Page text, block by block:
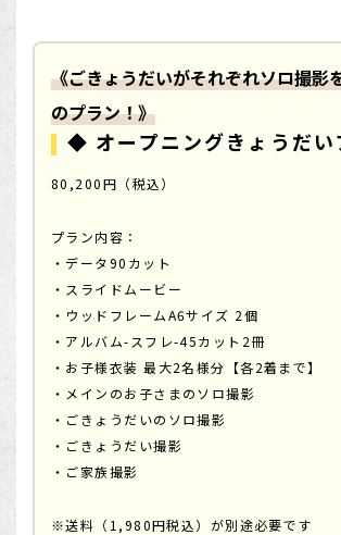
《ごきょうだいがそれぞれソロ撮影
のプラン！》
◆ オープニングきょうだい
80,200円（税込）
プラン内容：
・データ90カット
・スライドムービー
・ウッドフレームA6サイズ 2個
・アルバム-スフレ-45カット2冊
・お子様衣装 最大2名様分【各2着まで】
・メインのお子さまのソロ撮影
・ごきょうだいのソロ撮影
・ごきょうだい撮影
・ご家族撮影
※送料（1,980円税込）が別途必要です